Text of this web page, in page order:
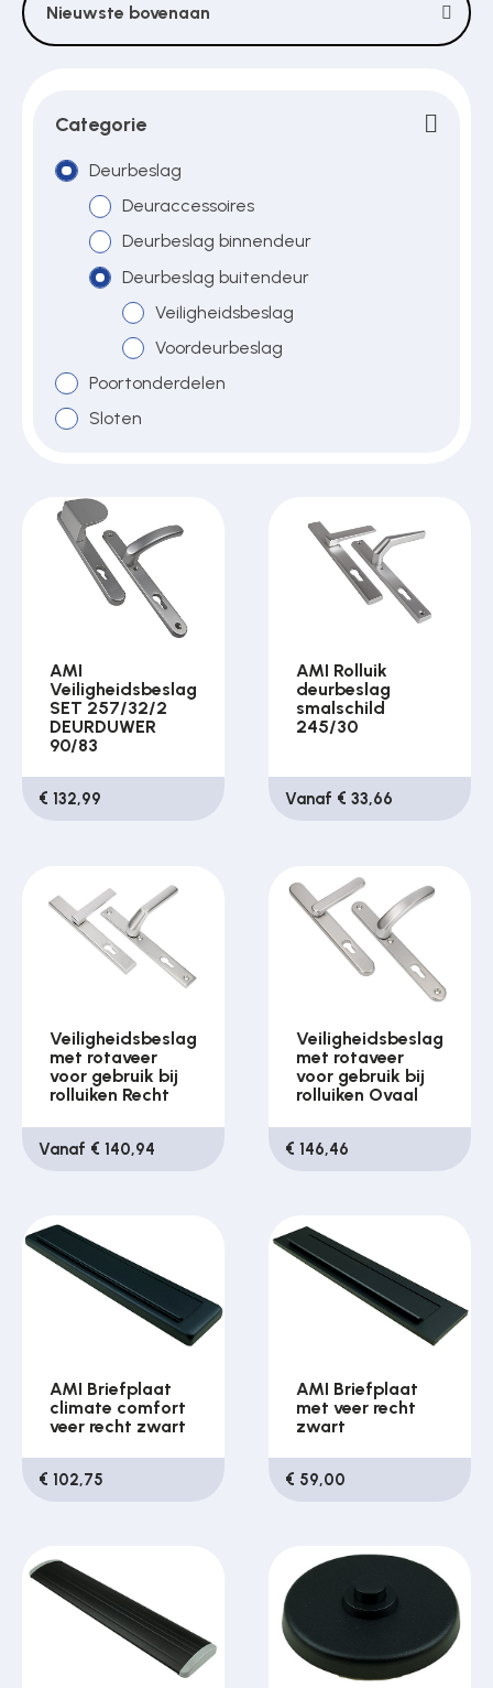
Toegangscontrole
Toegangsverlening
Voedingen
Over ons
Contact
Nieuwste bovenaan
Categorie
Deurbeslag
Deuraccessoires
Deurbeslag binnendeur
Deurbeslag buitendeur
Veiligheidsbeslag
Voordeurbeslag
Poortonderdelen
Sloten
AMI
Veiligheidsbeslag
SET 257/32/2
DEURDUWER
90/83
€ 132,99
AMI Rolluik
deurbeslag
smalschild
245/30
Vanaf € 33,66
Veiligheidsbeslag
met rotaveer
voor gebruik bij
rolluiken Recht
Vanaf € 140,94
Veiligheidsbeslag
met rotaveer
voor gebruik bij
rolluiken Ovaal
€ 146,46
AMI Briefplaat
climate comfort
veer recht zwart
€ 102,75
AMI Briefplaat
met veer recht
zwart
€ 59,00